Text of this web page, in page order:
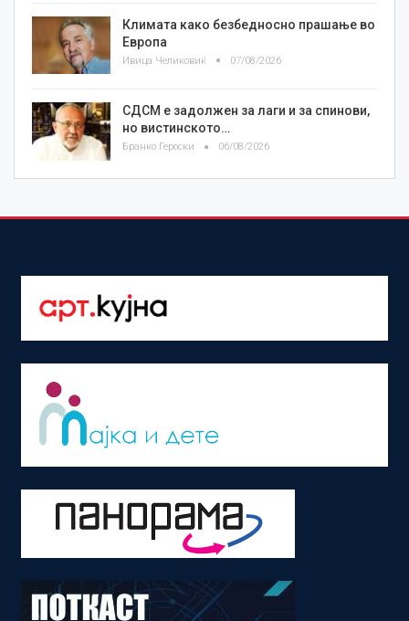
Климата како безбедносно прашање во
Европа
Ивица Челиковиќ 07/08/2026
СДСМ е задолжен за лаги и за спинови,
но вистинското…
Бранко Героски 06/08/2026